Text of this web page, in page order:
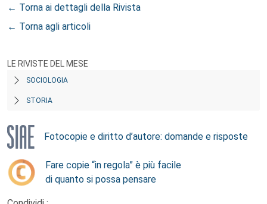
← Torna ai dettagli della Rivista
← Torna agli articoli
LE RIVISTE DEL MESE
SOCIOLOGIA
STORIA
Fotocopie e diritto d’autore: domande e risposte
Fare copie “in regola” è più facile
di quanto si possa pensare